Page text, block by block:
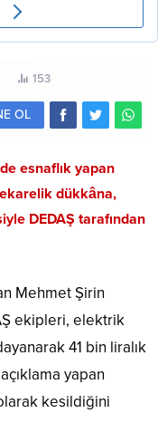
153
OL
esnaflık yapan
dükkâna,
DEDAŞ tarafından
Mehmet Şirin
ekipleri, elektrik
41 bin liralık
yapan
kesildiğini